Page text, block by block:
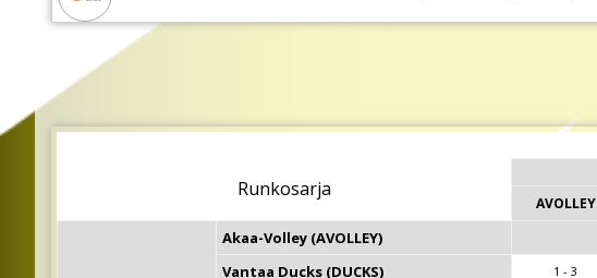
Runkosarja
AVOLLEY
Akaa-Volley (AVOLLEY)
Vantaa Ducks (DUCKS) 1 - 3